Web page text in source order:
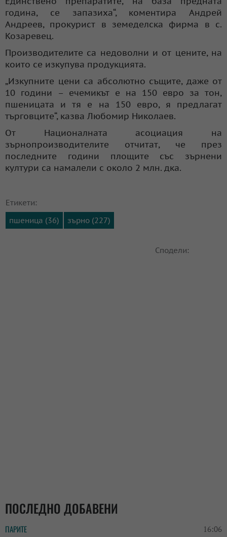
година, се запазиха“, коментира Андрей
Андреев, прокурист в земеделска фирма в с.
Козаревец.
Производителите са недоволни и от цените, на
които се изкупува продукцията.
„Изкупните цени са абсолютно същите, даже от
10 години – ечемикът е на 150 евро за тон,
пшеницата и тя е на 150 евро, я предлагат
търговците“, казва Любомир Николаев.
От Националната асоциация на
зърнопроизводителите отчитат, че през
последните години площите със зърнени
култури са намалели с около 2 млн. дка.
Етикети:
пшеница (36)
зърно (227)
Сподели:
ПОСЛЕДНО ДОБАВЕНИ
ПАРИТЕ 16:06